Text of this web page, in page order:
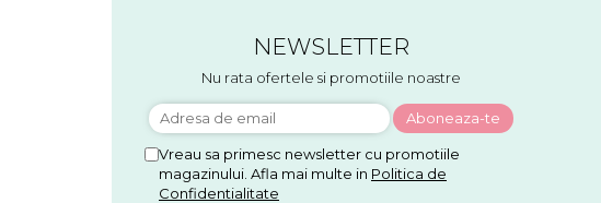
NEWSLETTER
Nu rata ofertele si promotiile noastre
Vreau sa primesc newsletter cu promotiile
magazinului. Afla mai multe in Politica de
Confidentialitate